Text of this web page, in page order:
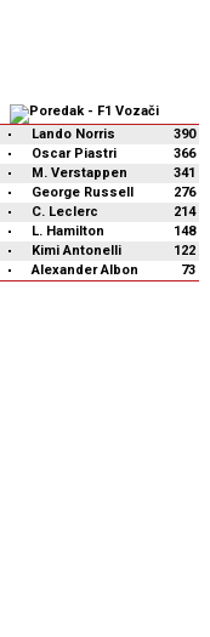
Lando Norris
390
Oscar Piastri
366
M. Verstappen
341
George Russell
276
C. Leclerc
214
L. Hamilton
148
Kimi Antonelli
122
Alexander Albon 73